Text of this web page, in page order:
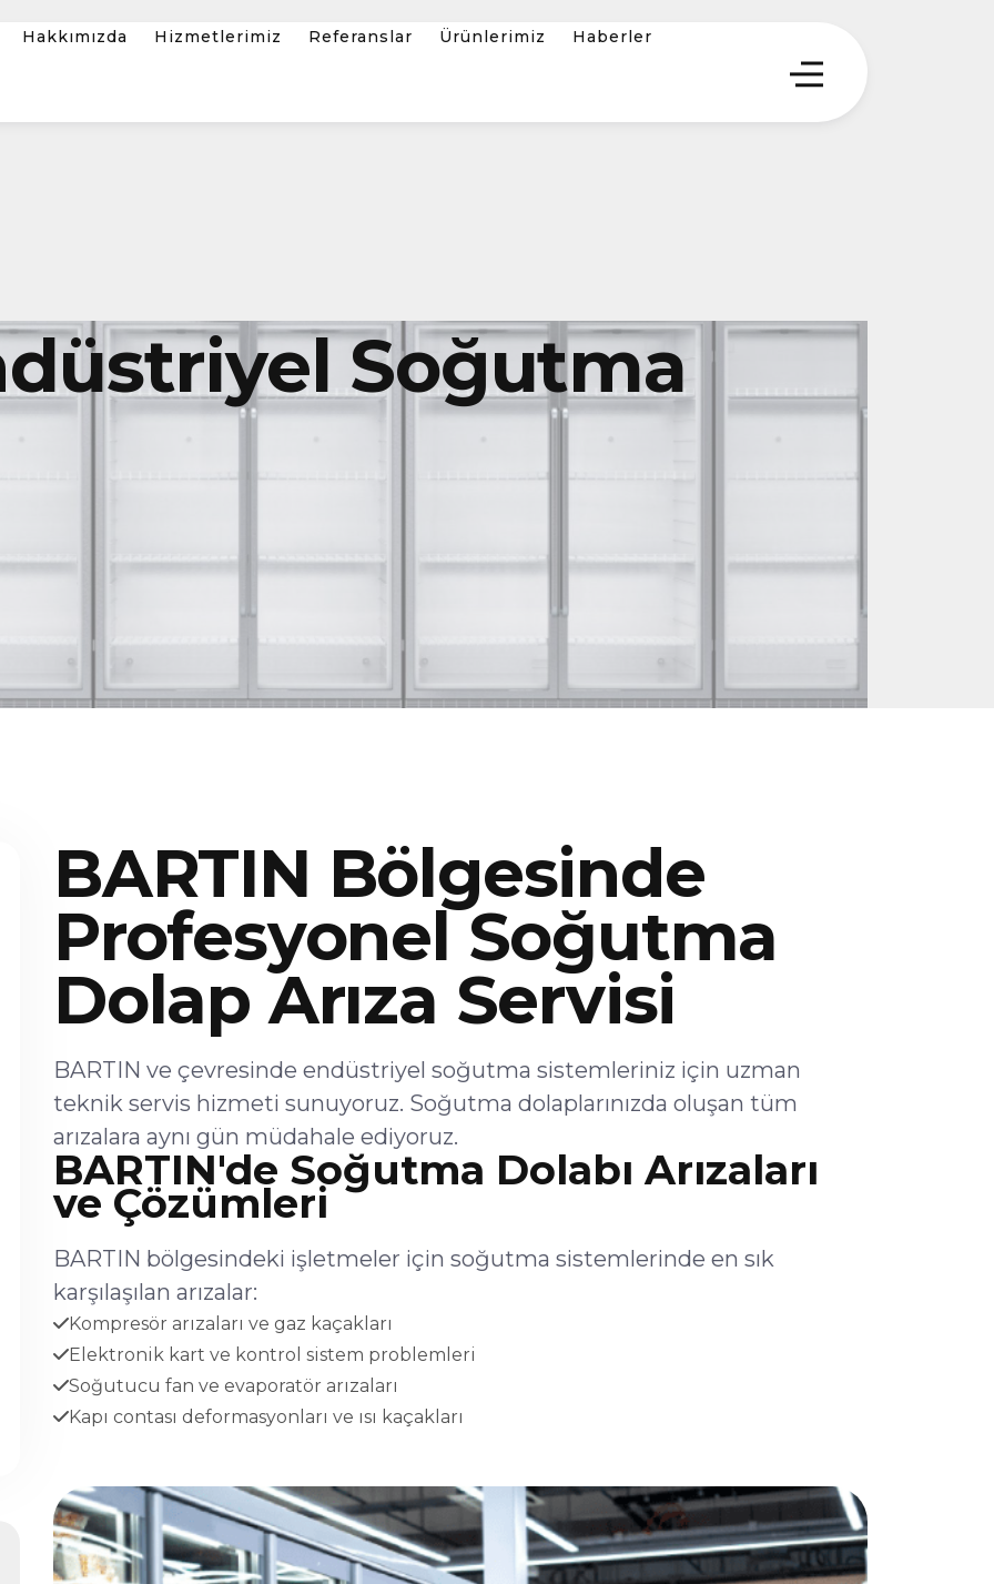
Hakkımızda Hizmetlerimiz Referanslar Ürünlerimiz Haberler
Soğutma
BARTIN Bölgesinde
Profesyonel Soğutma
Dolap Arıza Servisi
BARTIN ve çevresinde endüstriyel soğutma sistemleriniz için uzman
teknik servis hizmeti sunuyoruz. Soğutma dolaplarınızda oluşan tüm
arızalara aynı gün müdahale ediyoruz.
BARTIN'de Soğutma Dolabı Arızaları
ve Çözümleri
BARTIN bölgesindeki işletmeler için soğutma sistemlerinde en sık
karşılaşılan arızalar:
Kompresör arızaları ve gaz kaçakları
Elektronik kart ve kontrol sistem problemleri
Soğutucu fan ve evaporatör arızaları
Kapı contası deformasyonları ve ısı kaçakları